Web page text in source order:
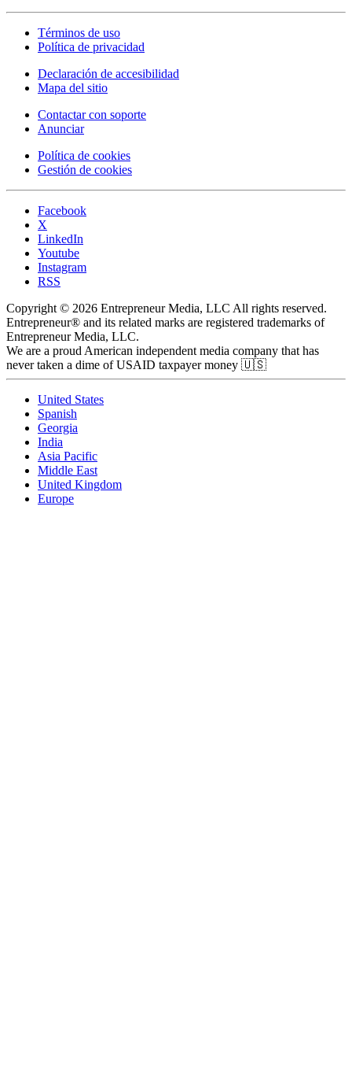
Términos de uso
Política de privacidad
Declaración de accesibilidad
Mapa del sitio
Contactar con soporte
Anunciar
Política de cookies
Gestión de cookies
Facebook
X
LinkedIn
Youtube
Instagram
RSS
Copyright © 2026 Entrepreneur Media, LLC All rights reserved.
Entrepreneur® and its related marks are registered trademarks of
Entrepreneur Media, LLC.
We are a proud American independent media company that has
never taken a dime of USAID taxpayer money 🇺🇸
United States
Spanish
Georgia
India
Asia Pacific
Middle East
United Kingdom
Europe